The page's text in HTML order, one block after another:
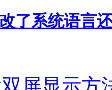
了系统语言
屏显示方